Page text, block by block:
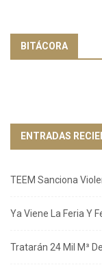
BITÁCORA
ENTRADAS
TEEM Sanciona
Ya Viene La Feria Y
Tratarán 24 Mil M³